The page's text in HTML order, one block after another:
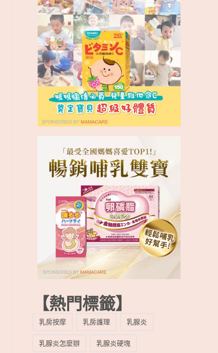
【熱門標籤】
乳房按摩 乳房護理
乳腺炎
乳腺炎怎麼辦
乳腺炎硬塊